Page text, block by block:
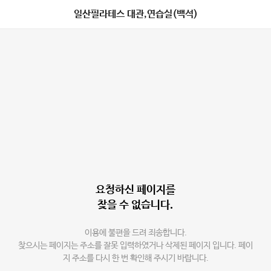
일산필라테스 대관,연습실(백석)
요청하신 페이지를
찾을 수 없습니다.
이용에 불편을 드려 죄송합니다.
찾으시는 페이지는 주소를 잘못 입력하였거나 삭제된 페이지 입니다. 페이
지 주소를 다시 한 번 확인해 주시기 바랍니다.